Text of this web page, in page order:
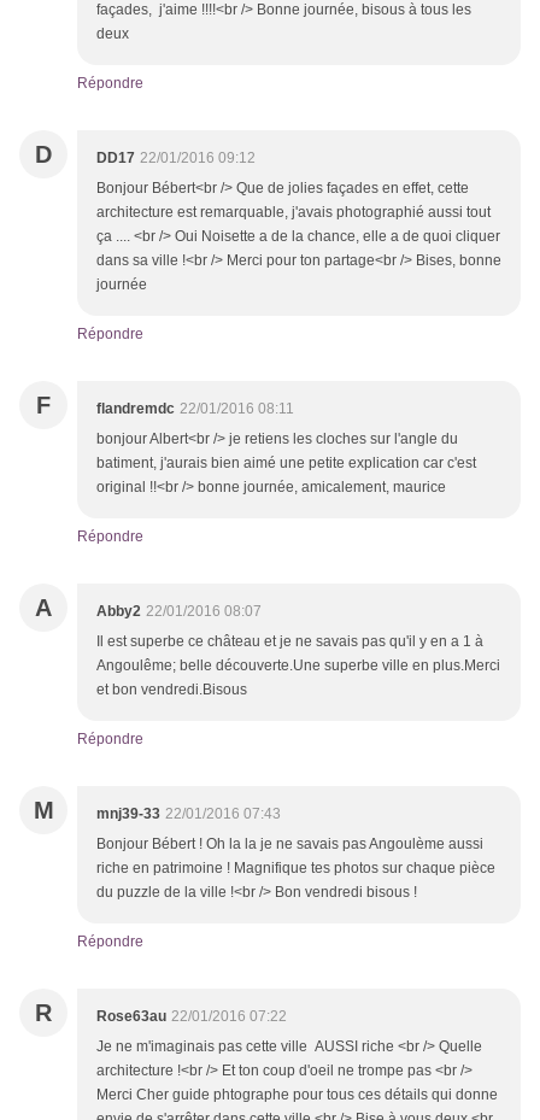
façades, j'aime !!!!<br /> Bonne journée, bisous à tous les
deux
Répondre
D DD17 22/01/2016 09:12
Bonjour Bébert<br /> Que de jolies façades en effet, cette
architecture est remarquable, j'avais photographié aussi tout
ça .... <br /> Oui Noisette a de la chance, elle a de quoi cliquer
dans sa ville !<br /> Merci pour ton partage<br /> Bises, bonne
journée
Répondre
F flandremdc 22/01/2016 08:11
bonjour Albert<br /> je retiens les cloches sur l'angle du
batiment, j'aurais bien aimé une petite explication car c'est
original !!<br /> bonne journée, amicalement, maurice
Répondre
A Abby2 22/01/2016 08:07
Il est superbe ce château et je ne savais pas qu'il y en a 1 à
Angoulême; belle découverte.Une superbe ville en plus.Merci
et bon vendredi.Bisous
Répondre
M mnj39-33 22/01/2016 07:43
Bonjour Bébert ! Oh la la je ne savais pas Angoulème aussi
riche en patrimoine ! Magnifique tes photos sur chaque pièce
du puzzle de la ville !<br /> Bon vendredi bisous !
Répondre
R Rose63au 22/01/2016 07:22
Je ne m'imaginais pas cette ville AUSSI riche <br /> Quelle
architecture !<br /> Et ton coup d'oeil ne trompe pas <br />
Merci Cher guide phtographe pour tous ces détails qui donne